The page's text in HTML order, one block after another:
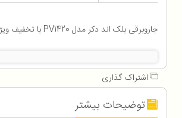
جاروبرقی بلک اند دکر مدل PV1420 با تخفیف ویژه
اشتراک گذاری
توضیحات بیشتر